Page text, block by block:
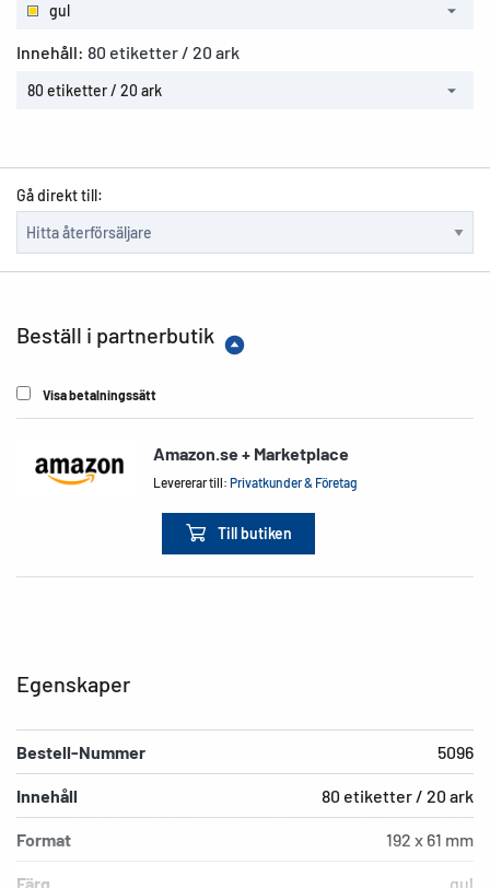
gul
Innehåll: 80 etiketter / 20 ark
80 etiketter / 20 ark
Gå direkt till:
Beställ i partnerbutik
Visa betalningssätt
Amazon.se + Marketplace
Levererar till:Privatkunder & Företag
Till butiken
Egenskaper
Bestell-Nummer 5096
Innehåll 80 etiketter / 20 ark
Format 192 x 61 mm
Färg gul